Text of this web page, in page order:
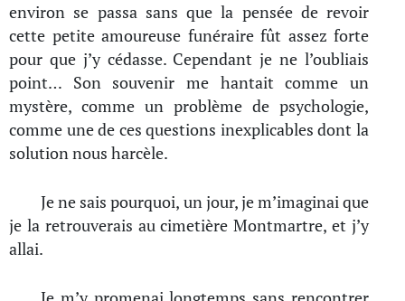
environ se passa sans que la pensée de revoir
cette petite amoureuse funéraire fût assez forte
pour que j’y cédasse. Cependant je ne l’oubliais
point… Son souvenir me hantait comme un
mystère, comme un problème de psychologie,
comme une de ces questions inexplicables dont la
solution nous harcèle.
Je ne sais pourquoi, un jour, je m’imaginai que
je la retrouverais au cimetière Montmartre, et j’y
allai.